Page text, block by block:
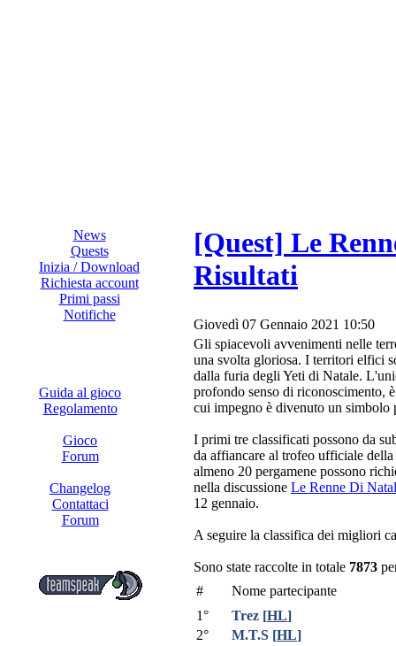
News
Quests
Inizia / Download
Richiesta account
Primi passi
Notifiche
Guida al gioco
Regolamento
Gioco
Forum
Changelog
Contattaci
Forum
[Quest] Le
Risultati
Giovedì 07 Gennaio 2021 10:50
Gli spiacevoli avvenimenti nelle
una svolta gloriosa. I territori elfici
dalla furia degli Yeti di Natale.
profondo senso di riconoscimento,
cui impegno è divenuto un simbolo
I primi tre classificati possono da
da affiancare al trofeo ufficiale
almeno 20 pergamene possono
nella discussione Le Renne Di
12 gennaio.
A seguire la classifica dei migliori
Sono state raccolte in totale 7873
#
Nome partecipante
1°
Trez [HL]
2°
M.T.S [HL]